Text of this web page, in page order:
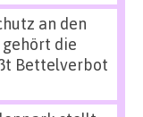
an den
gehört die
Bettelverbot